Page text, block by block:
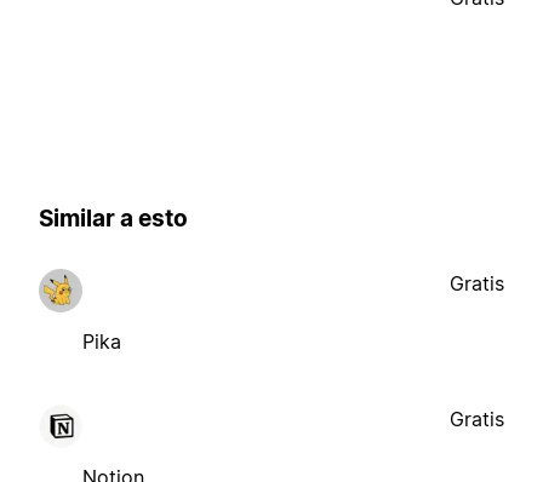
Similar a esto
Pika
Gratis
Notion
Gratis